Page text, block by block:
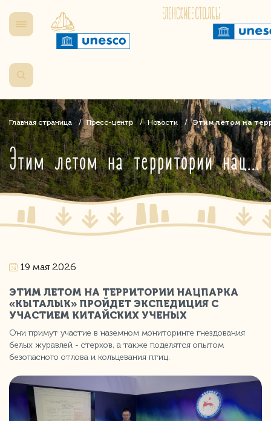
Главная страница Пресс-центр Новости Этим летом на
Этим летом на территории нацпарка «Кыталык» пройдет экспедиция с участием китайских ученых
19 мая 2026
ЭТИМ ЛЕТОМ НА ТЕРРИТОРИИ НАЦПАРКА
«КЫТАЛЫК» ПРОЙДЕТ ЭКСПЕДИЦИЯ С
УЧАСТИЕМ КИТАЙСКИХ УЧЕНЫХ
Они примут участие в наземном мониторинге гнездования
белых журавлей - стерхов, а также поделятся опытом
безопасного отлова и кольцевания птиц.